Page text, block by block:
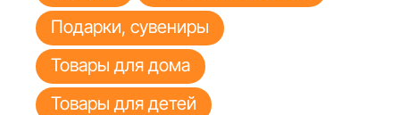
Подарки, сувениры
Товары для дома
Товары для детей